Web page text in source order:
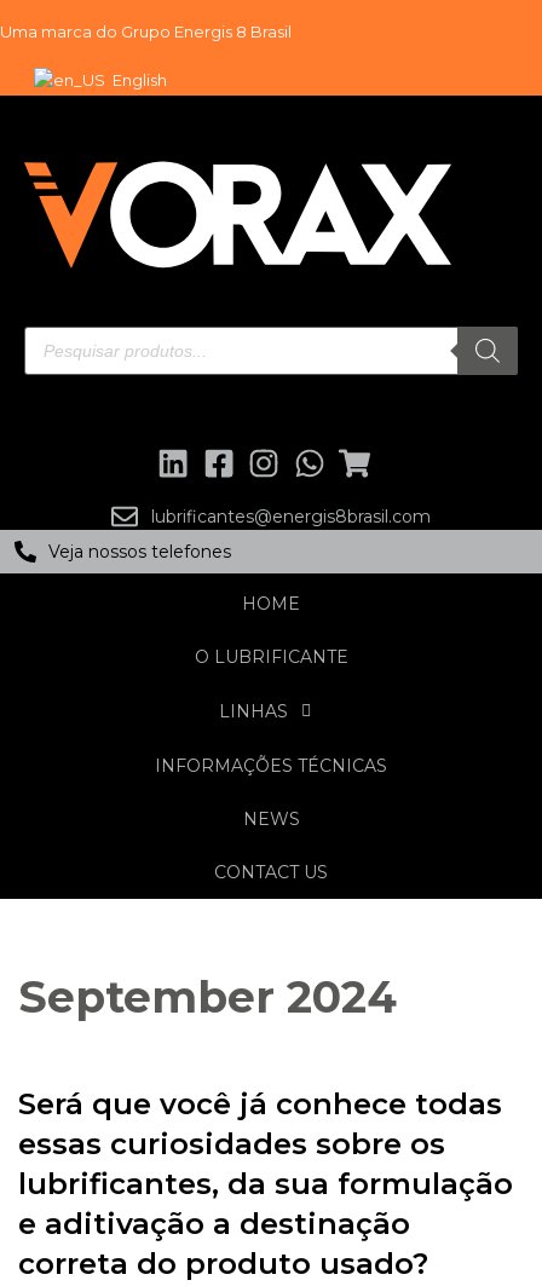
Skip
to
Uma marca do Grupo Energis 8 Brasil
English
lubrificantes@energis8brasil.com
Veja nossos telefones
HOME
O LUBRIFICANTE
LINHAS
INFORMAÇÕES TÉCNICAS
NEWS
CONTACT US
September 2024
Será que você já conhece todas
essas curiosidades sobre os
lubrificantes, da sua formulação
e aditivação a destinação
correta do produto usado?